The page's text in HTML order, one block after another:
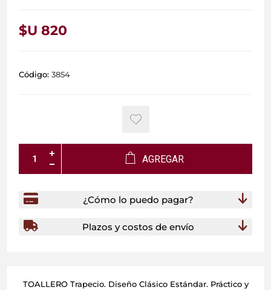
$U 820
Código: 3854
AGREGAR
¿Cómo lo puedo pagar?
Plazos y costos de envío
TOALLERO Trapecio. Diseño Clásico Estándar. Práctico y